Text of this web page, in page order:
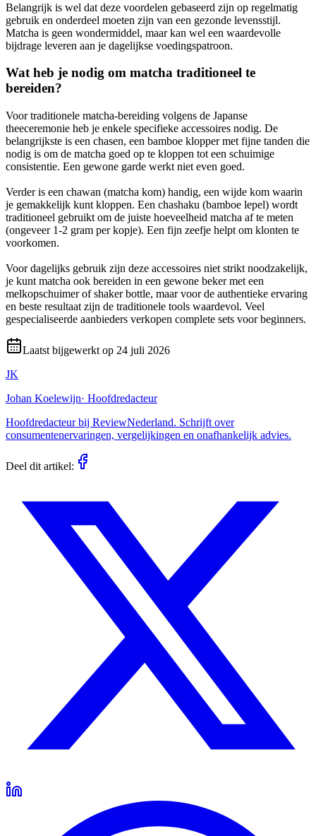
Belangrijk is wel dat deze voordelen gebaseerd zijn op regelmatig
gebruik en onderdeel moeten zijn van een gezonde levensstijl.
Matcha is geen wondermiddel, maar kan wel een waardevolle
bijdrage leveren aan je dagelijkse voedingspatroon.
Wat heb je nodig om matcha traditioneel te
bereiden?
Voor traditionele matcha-bereiding volgens de Japanse
theeceremonie heb je enkele specifieke accessoires nodig. De
belangrijkste is een chasen, een bamboe klopper met fijne tanden die
nodig is om de matcha goed op te kloppen tot een schuimige
consistentie. Een gewone garde werkt niet even goed.
Verder is een chawan (matcha kom) handig, een wijde kom waarin
je gemakkelijk kunt kloppen. Een chashaku (bamboe lepel) wordt
traditioneel gebruikt om de juiste hoeveelheid matcha af te meten
(ongeveer 1-2 gram per kopje). Een fijn zeefje helpt om klonten te
voorkomen.
Voor dagelijks gebruik zijn deze accessoires niet strikt noodzakelijk,
je kunt matcha ook bereiden in een gewone beker met een
melkopschuimer of shaker bottle, maar voor de authentieke ervaring
en beste resultaat zijn de traditionele tools waardevol. Veel
gespecialiseerde aanbieders verkopen complete sets voor beginners.
Laatst bijgewerkt op 24 juli 2026
JK
Johan Koelewijn· Hoofdredacteur
Hoofdredacteur bij ReviewNederland. Schrijft over
consumentenervaringen, vergelijkingen en onafhankelijk advies.
Deel dit artikel: